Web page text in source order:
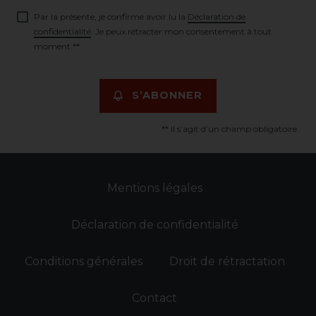
Par la présente, je confirme avoir lu la Déclaration de
confidentialité . Je peux rétracter mon consentement à tout
moment.**
S’ABONNER
** Il s’agit d’un champ obligatoire.
Mentions légales
Déclaration de confidentialité
Conditions générales Droit de rétractation
Contact